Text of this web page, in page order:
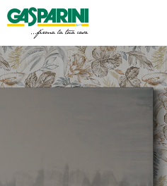
Skip
to
content